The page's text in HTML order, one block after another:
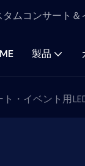
ムコンサート＆
製品
ト・イベント用